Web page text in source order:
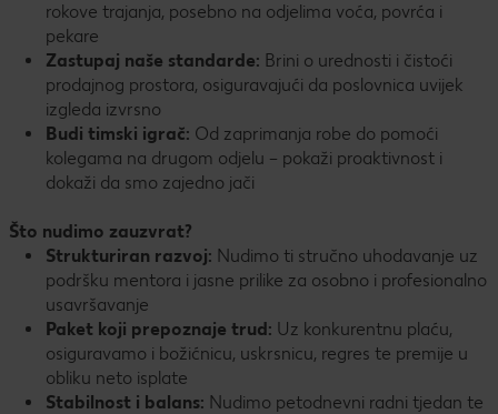
rokove trajanja, posebno na odjelima voća, povrća i
pekare
Zastupaj naše standarde: Brini o urednosti i čistoći
prodajnog prostora, osiguravajući da poslovnica uvijek
izgleda izvrsno
Budi timski igrač: Od zaprimanja robe do pomoći
kolegama na drugom odjelu – pokaži proaktivnost i
dokaži da smo zajedno jači
Što nudimo zauzvrat?
Strukturiran razvoj: Nudimo ti stručno uhodavanje uz
podršku mentora i jasne prilike za osobno i profesionalno
usavršavanje
Paket koji prepoznaje trud: Uz konkurentnu plaću,
osiguravamo i božićnicu, uskrsnicu, regres te premije u
obliku neto isplate
Stabilnost i balans: Nudimo petodnevni radni tjedan te